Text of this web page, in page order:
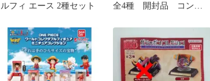
ルフィ エース 2種セット
全4種 開封品 コンプ
なし